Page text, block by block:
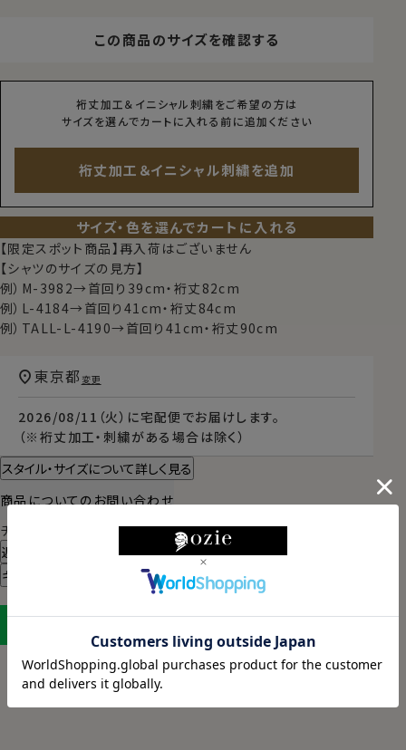
この商品のサイズを確認する
裄丈加工＆イニシャル刺繍をご希望の方は
サイズを選んでカートに入れる前に追加ください
裄丈加工＆イニシャル刺繍を追加
サイズ・色を選んでカートに入れる
【限定スポット商品】再入荷はございません
【シャツのサイズの見方】
例）M-3982→首回り39cm・裄丈82cm
例）L-4184→首回り41cm・裄丈84cm
例）TALL-L-4190→首回り41cm・裄丈90cm
2026/08/11（火） に宅配便 でお届けします。
（※裄丈加工・刺繍がある場合は除く）
東京都 変更
スタイル・サイズについて詳しく見る
商品についてのお問い合わせ
チャットでお問い合わせ
返品・交換について
ギフトラッピングについて